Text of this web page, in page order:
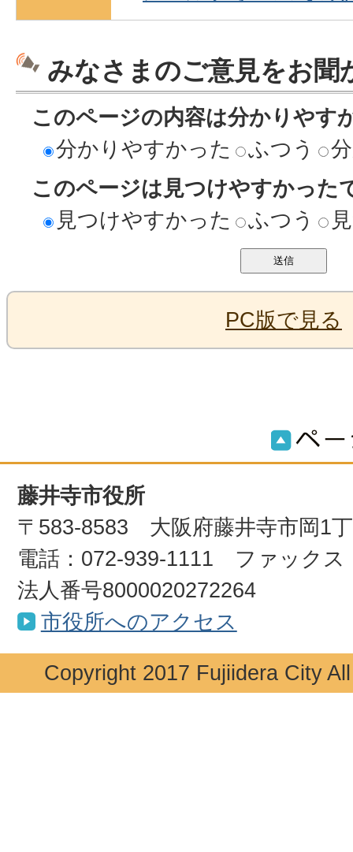
みなさまのご意見をお聞
このページの内容は分かりやす
分かりやすかった
ふつう
このページは見つけやすかった
見つけやすかった
ふつう
PC版で見る
藤井寺市役所
〒583-8583 大阪府藤井寺市岡1
電話：072-939-1111 ファックス
法人番号8000020272264
市役所へのアクセス
Copyright 2017 Fujiidera City